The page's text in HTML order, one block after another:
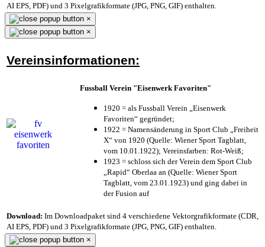
AI EPS, PDF) und 3 Pixelgrafikformate (JPG, PNG, GIF) enthalten.
×
×
Vereinsinformationen:
Fussball Verein "Eisenwerk Favoriten"
1920 = als Fussball Verein „Eisenwerk
Favoriten“ gegründet;
1922 = Namensänderung in Sport Club „Freiheit
X“ von 1920 (Quelle: Wiener Sport Tagblatt,
vom 10.01.1922); Vereinsfarben: Rot-Weiß;
1923 = schloss sich der Verein dem Sport Club
„Rapid“ Oberlaa an (Quelle: Wiener Sport
Tagblatt, vom 23.01.1923) und ging dabei in
der Fusion auf
Download: Im Downloadpaket sind 4 verschiedene Vektorgrafikformate (CDR,
AI EPS, PDF) und 3 Pixelgrafikformate (JPG, PNG, GIF) enthalten.
×